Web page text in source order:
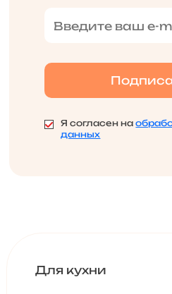
Я согласен на
данных
Для кухни